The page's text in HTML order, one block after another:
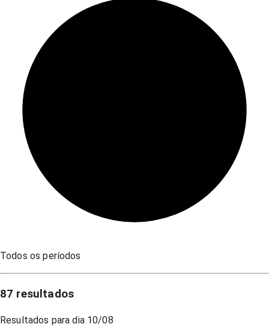
Todos os períodos
87 resultados
Resultados para dia 10/08